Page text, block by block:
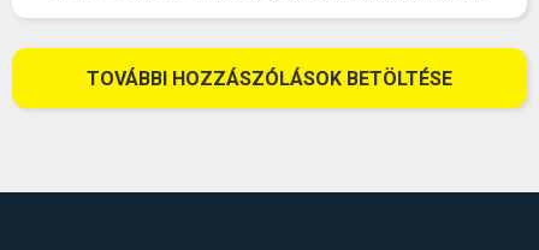
TOVÁBBI HOZZÁSZÓLÁSOK BETÖLTÉSE